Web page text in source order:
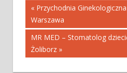
Nawigacja
wpisu
« Przychodnia
Warszawa
MR MED – Stomatolog
Żoliborz »